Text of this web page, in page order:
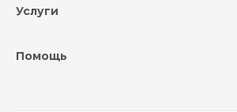
Услуги
Помощь